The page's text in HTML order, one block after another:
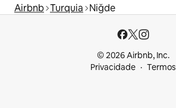
Airbnb Turquia Niğde
© 2026 Airbnb, Inc.
Privacidade
Termos